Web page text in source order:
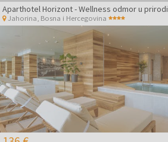
Aparthotel Horizont - Wellness odmor u prirodi
Jahorina Bosna i Hercegovina